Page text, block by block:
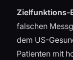
Zielfunktions-
falschen
dem US-
Patienten mit